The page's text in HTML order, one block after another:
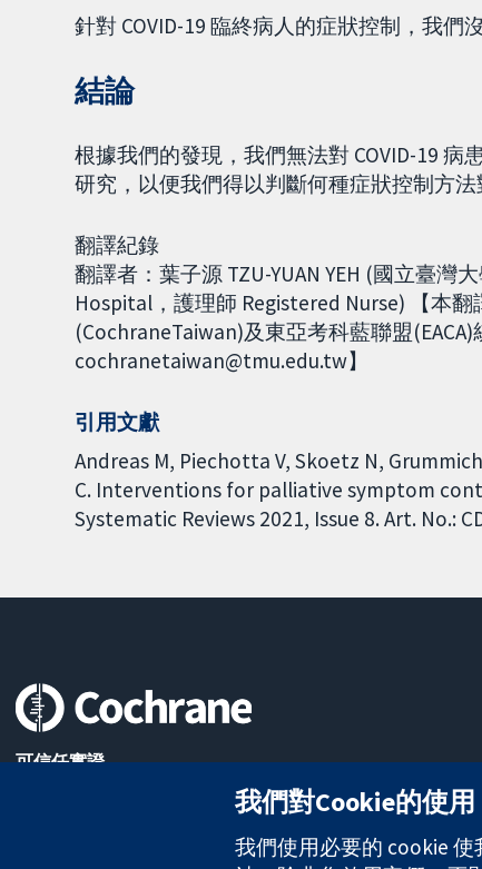
針對 COVID-19 臨終病人的症狀控制，我們
結論
根據我們的發現，我們無法對 COVID-19
研究，以便我們得以判斷何種症狀控制方法
翻譯紀錄
翻譯者：葉子源 TZU-YUAN YEH (國立臺
Hospital，護理師 Registered Nurse) 【本
(CochraneTaiwan)及東亞考科藍聯盟
cochranetaiwan@tmu.edu.tw】
引用文獻
Andreas M, Piechotta V, Skoetz N,
C. Interventions for palliative symptom
Systematic Reviews 2021, Issue 8. Art. No.:
可信任實證
我們對Cookie的使用
我們使用必要的 cookie